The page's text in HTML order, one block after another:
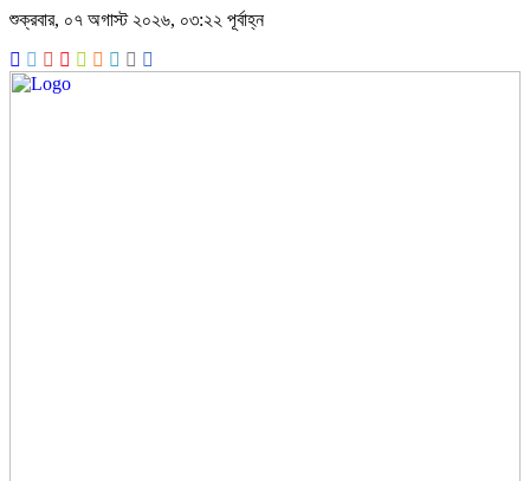
শুক্রবার, ০৭ অগাস্ট ২০২৬, ০৩:২২ পূর্বাহ্ন